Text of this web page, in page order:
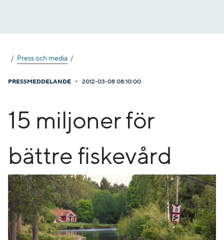
Press och media
PRESSMEDDELANDE • 2012-03-08 08:10:00
15 miljoner för
bättre fiskevård